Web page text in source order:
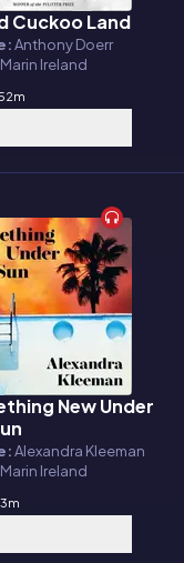
Cuckoo Land
Anthony Doerr
Marin Ireland
New Under
Alexandra Kleeman
Marin Ireland